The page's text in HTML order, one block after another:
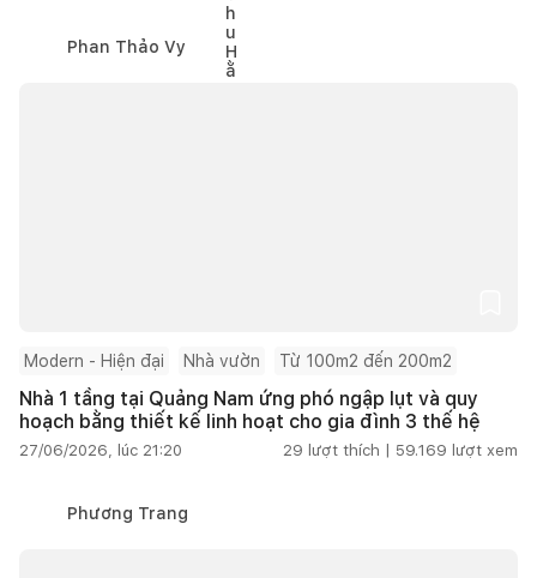
Phan Thảo Vy
Modern - Hiện đại Nhà vườn Từ 100m2 đến 200m2
Nhà 1 tầng tại Quảng Nam ứng phó ngập lụt và quy
hoạch bằng thiết kế linh hoạt cho gia đình 3 thế hệ
27/06/2026, lúc 21:20 29 lượt thích | 59.169 lượt xem
Phương Trang